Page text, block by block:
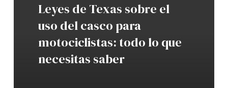
Leyes de Texas sobre el
uso del casco para
motociclistas: todo lo que
necesitas saber